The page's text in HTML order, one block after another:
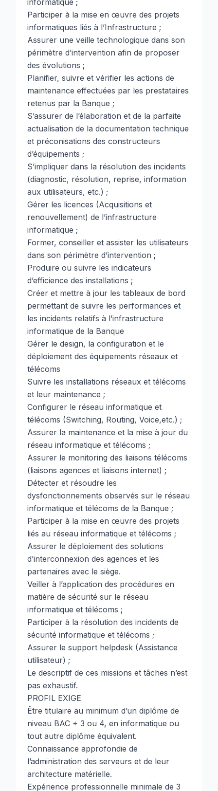
informatique ;
Participer à la mise en œuvre des projets
informatiques liés à l’Infrastructure ;
Assurer une veille technologique dans son
périmètre d’intervention afin de proposer
des évolutions ;
Planifier, suivre et vérifier les actions de
maintenance effectuées par les prestataires
retenus par la Banque ;
S’assurer de l’élaboration et de la parfaite
actualisation de la documentation technique
et préconisations des constructeurs
d’équipements ;
S’impliquer dans la résolution des incidents
(diagnostic, résolution, reprise, information
aux utilisateurs, etc.) ;
Gérer les licences (Acquisitions et
renouvellement) de l’infrastructure
informatique ;
Former, conseiller et assister les utilisateurs
dans son périmètre d’intervention ;
Produire ou suivre les indicateurs
d’efficience des installations ;
Créer et mettre à jour les tableaux de bord
permettant de suivre les performances et
les incidents relatifs à l’infrastructure
informatique de la Banque
Gérer le design, la configuration et le
déploiement des équipements réseaux et
télécoms
Suivre les installations réseaux et télécoms
et leur maintenance ;
Configurer le réseau informatique et
télécoms (Switching, Routing, Voice,etc.) ;
Assurer la maintenance et la mise à jour du
réseau informatique et télécoms ;
Assurer le monitoring des liaisons télécoms
(liaisons agences et liaisons internet) ;
Détecter et résoudre les
dysfonctionnements observés sur le réseau
informatique et télécoms de la Banque ;
Participer à la mise en œuvre des projets
liés au réseau informatique et télécoms ;
Assurer le déploiement des solutions
d’interconnexion des agences et les
partenaires avec le siège.
Veiller à l’application des procédures en
matière de sécurité sur le réseau
informatique et télécoms ;
Participer à la résolution des incidents de
sécurité informatique et télécoms ;
Assurer le support helpdesk (Assistance
utilisateur) ;
Le descriptif de ces missions et tâches n’est
pas exhaustif.
PROFIL EXIGE
Être titulaire au minimum d’un diplôme de
niveau BAC + 3 ou 4, en informatique ou
tout autre diplôme équivalent.
Connaissance approfondie de
l’administration des serveurs et de leur
architecture matérielle.
Expérience professionnelle minimale de 3